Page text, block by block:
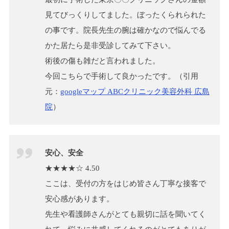
見てびっくりしてました。ぼったくられられた
の事です。院長先生の腕は確かなので悩んでる
かた居たら是非受診してみて下さい。
術後の傷も雑だと言われました。
今回こちらで手術して良かったです。（引用
元： googleマップ ABCクリニック美容外科 広島
院）
安心、安全
★★★★☆ 4.50
ここは、受付の方をはじめ皆さん丁寧な接客で
安心感があります。
先生や看護師さんがとても親切に話を聞いてく